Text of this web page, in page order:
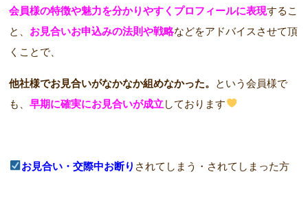
会員様の特徴や魅力を分かりやすくプロフィールに表現するこ
と、 お見合いお申込みの法則や戦略などをアドバイスさせて頂
くことで、
他社様でお見合いがなかなか組めなかった。 という会員様で
も、早期に確実にお見合いが成立しております
お見合い・交際中お断り されてしまう・されてしまった方